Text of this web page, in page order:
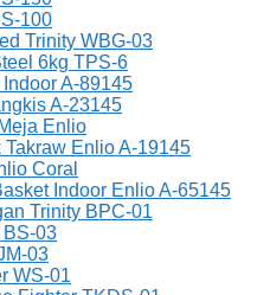
100
Trinity WBG-03
6kg TPS-6
A-89145
A-23145
Enlio
Enlio A-19145
Coral
Indoor Enlio A-65145
Trinity BPC-01
03
03
WS-01